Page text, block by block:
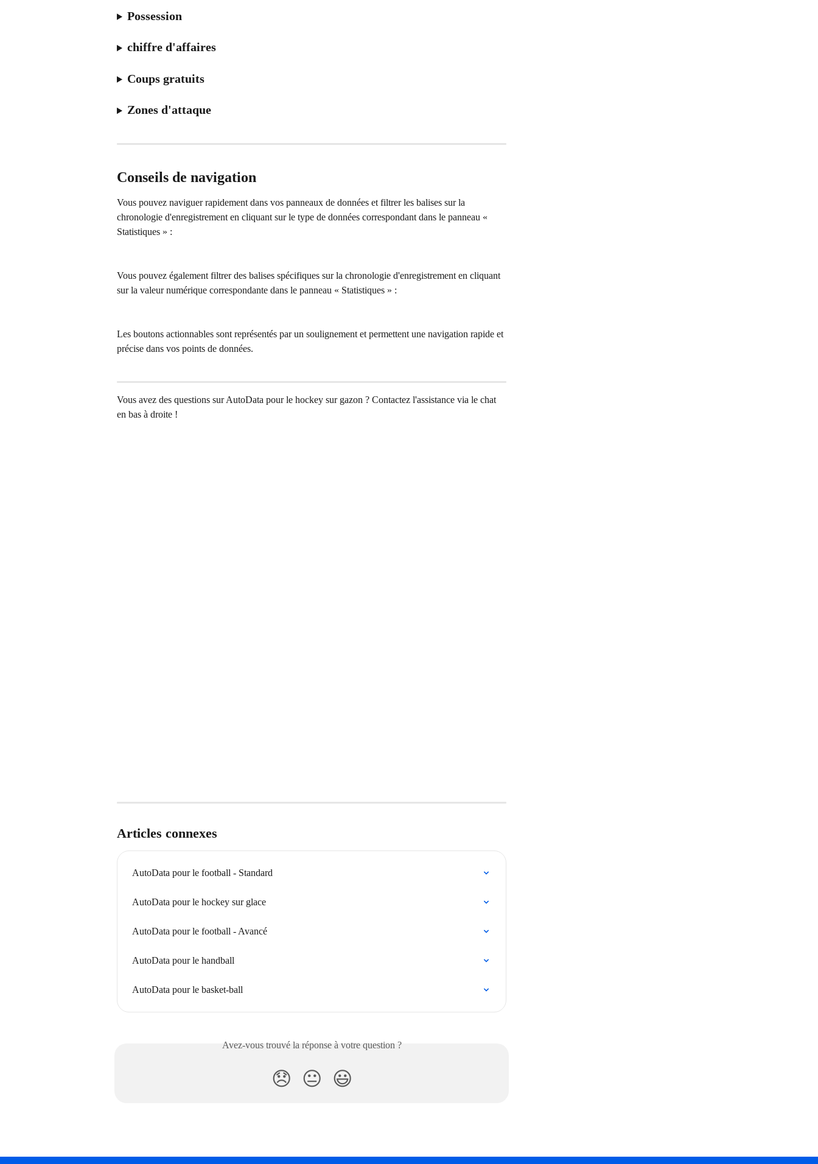
Possession
chiffre d'affaires
Coups gratuits
Zones d'attaque
Conseils de navigation
Vous pouvez naviguer rapidement dans vos panneaux de données et filtrer les balises sur la
chronologie d'enregistrement en cliquant sur le type de données correspondant dans le panneau «
Statistiques » :
Vous pouvez également filtrer des balises spécifiques sur la chronologie d'enregistrement en cliquant
sur la valeur numérique correspondante dans le panneau « Statistiques » :
Les boutons actionnables sont représentés par un soulignement et permettent une navigation rapide et
précise dans vos points de données.
Vous avez des questions sur AutoData pour le hockey sur gazon ? Contactez l'assistance via le chat
en bas à droite !
Articles connexes
AutoData pour le football - Standard
AutoData pour le hockey sur glace
AutoData pour le football - Avancé
AutoData pour le handball
AutoData pour le basket-ball
Avez-vous trouvé la réponse à votre question ?
😞 😐 😃